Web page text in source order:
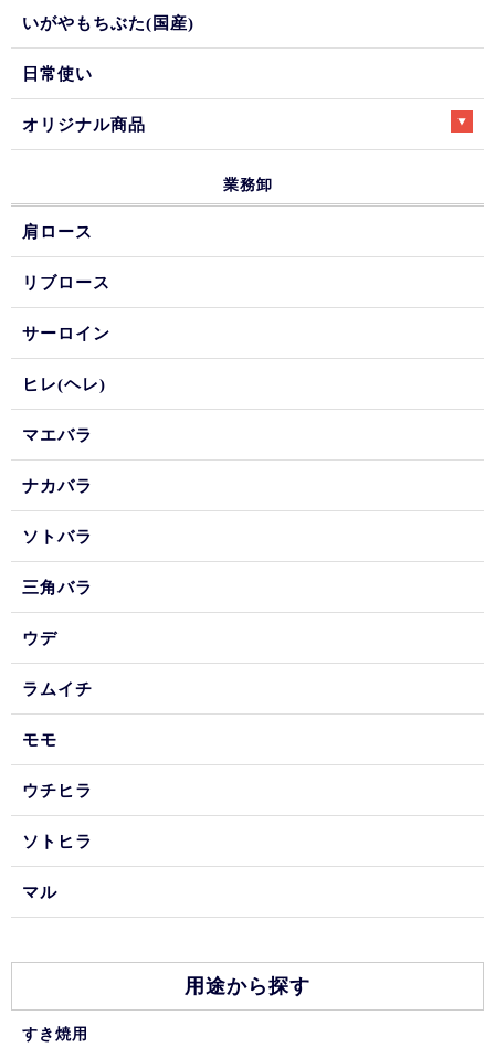
いがやもちぶた(国産)
日常使い
オリジナル商品
業務卸
肩ロース
リブロース
サーロイン
ヒレ(ヘレ)
マエバラ
ナカバラ
ソトバラ
三角バラ
ウデ
ラムイチ
モモ
ウチヒラ
ソトヒラ
マル
用途から探す
すき焼用